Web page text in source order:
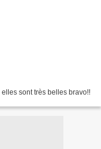
sont très belles bravo!!